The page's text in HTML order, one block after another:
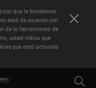
que le brindemos
está de acuerdo con
de la herramienta de
usted indica que
que está activada